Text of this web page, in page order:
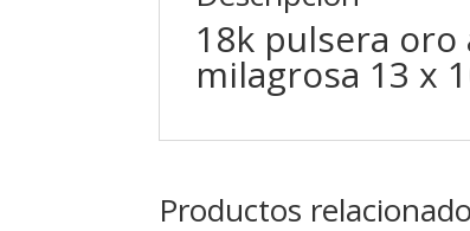
18k pulsera
milagrosa 13 x
Productos